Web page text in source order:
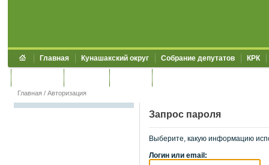
Главная Кунашакский округ Собрание депутатов КРК
Главная / Авторизация
Запрос пароля
Выберите, какую информацию
Логин или email: